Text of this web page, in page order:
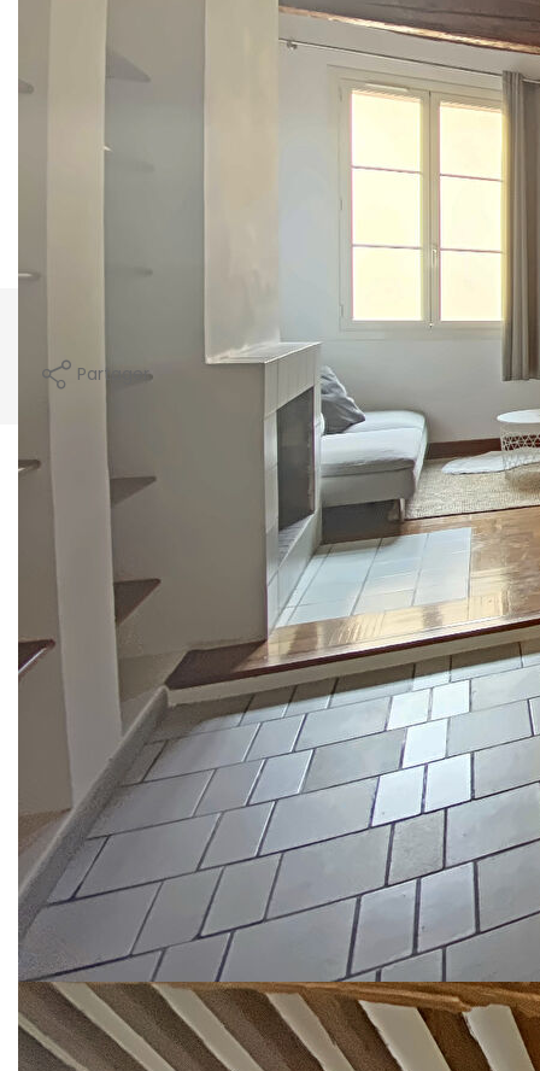
Les informations sur les risques auxquels ce bien
est exposé sont disponibles sur le site Géorisques :
www.georisques.gouv.fr
Zone soumise à l'encadrement des loyers
Loyer de référence majoré (loyer de base à ne pas dépasser) :
Nous contacter
Imprimer
Partager
Calculer mon budget
Ce bien est soumis à un diagnostic ERP
(État des Risques et Pollutions). Pour en
savoir plus, rendez-vous sur
https://www.georisques.gouv.fr/
Description des pièces
Niveau Pièce m2 Exp.
Entrée
1,68
Placard
0,58
Chambre
7,08
SDB + WC
4,34
Pièce de vie
29,24
Placard